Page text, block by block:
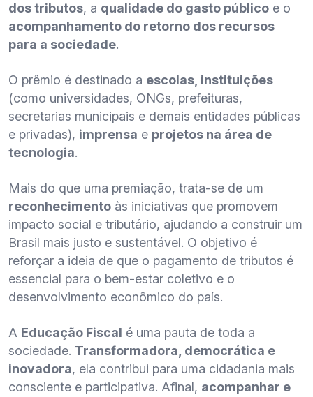
dos tributos, a qualidade do gasto públicoe o
acompanhamento do retorno dos recursos
para a sociedade.
O prêmio é destinado a escolas, instituições
(como universidades, ONGs, prefeituras,
secretarias municipais e demais entidades públicas
e privadas), imprensa e projetos na área de
tecnologia.
Mais do que uma premiação, trata-se de um
reconhecimentoàs iniciativas que promovem
impacto social e tributário, ajudando a construir um
Brasil mais justo e sustentável. O objetivo é
reforçar a ideia de que o pagamento de tributos é
essencial para o bem-estar coletivo e o
desenvolvimento econômico do país.
A Educação Fiscal é uma pauta de toda a
sociedade. Transformadora, democrática e
inovadora, ela contribui para uma cidadania mais
consciente e participativa. Afinal, acompanhar e